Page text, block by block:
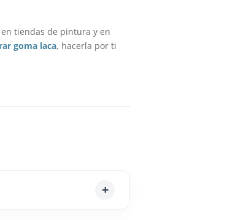
tiendas de pintura y en
goma laca, hacerla por ti